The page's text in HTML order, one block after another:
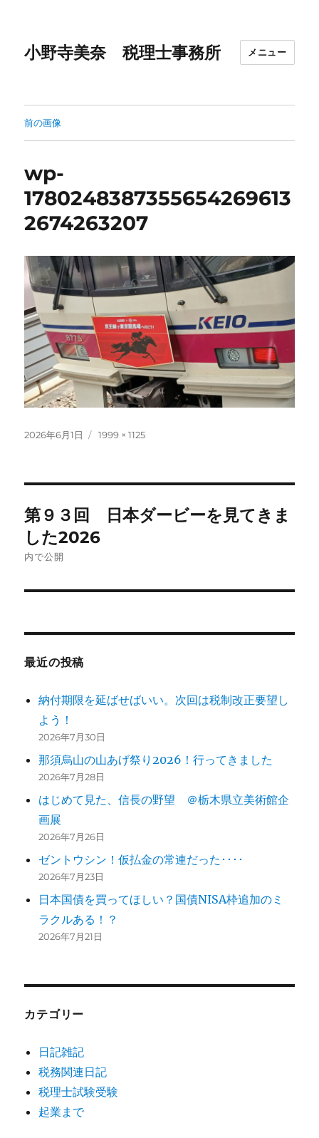
小野寺美奈 税理士事務所 メニュー
前の画像
wp-
1780248387355654269613
2674263207
投
2026年6月1日
フ
1999 × 1125
稿
ナ
ビ
ョ
ン
第９３回 日本ダービーを見てきま
した2026
内で公開
最近の投稿
納付期限を延ばせばいい。次回は税制改正要望し
よう！
2026年7月30日
那須烏山の山あげ祭り2026！行ってきました
2026年7月28日
はじめて見た、信長の野望 ＠栃木県立美術館企
画展
2026年7月26日
ゼントウシン！仮払金の常連だった････
2026年7月23日
日本国債を買ってほしい？国債NISA枠追加のミ
ラクルある！？
2026年7月21日
カテゴリー
日記雑記
税務関連日記
税理士試験受験
起業まで